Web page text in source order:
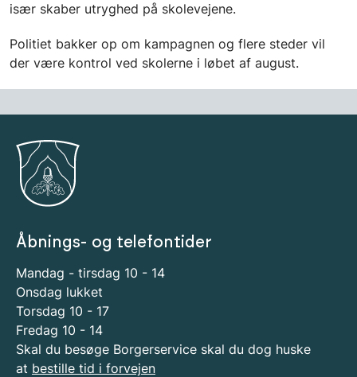
især skaber utryghed på skolevejene.
Politiet bakker op om kampagnen og flere steder vil
der være kontrol ved skolerne i løbet af august.
Åbnings- og telefontider
Mandag - tirsdag 10 - 14
Onsdag lukket
Torsdag 10 - 17
Fredag 10 - 14
Skal du besøge Borgerservice skal du dog huske
at bestille tid i forvejen